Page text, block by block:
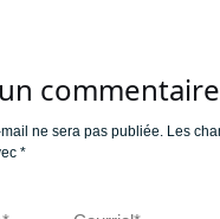
commentaire
ne sera pas publiée. Les
*